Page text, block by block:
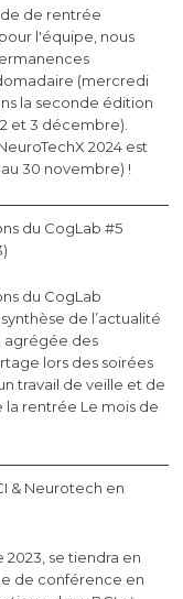
de rentrée
l'équipe, nous
(mercredi
la seconde édition
et 3 décembre).
2024 est
30 novembre) !
du CogLab #5
du CogLab
de l’actualité
agrégée des
lors des soirées
travail de veille et de
rentrée Le mois de
& Neurotech en
2023, se tiendra en
de conférence en